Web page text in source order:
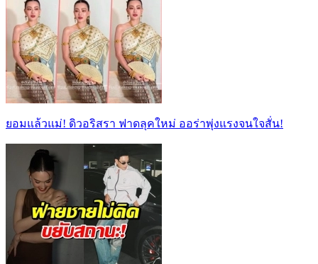
ยอมแล้วแม่! ดิวอริสรา ฟาดลุคใหม่ ออร่าพุ่งแรงจนใจสั่น!